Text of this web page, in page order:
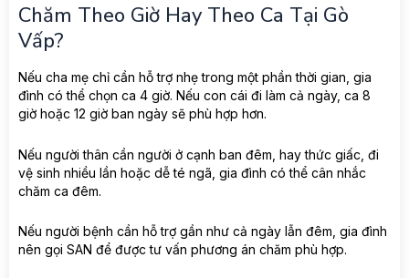
Chăm Theo Giờ Hay Theo Ca Tại Gò
Vấp?
Nếu cha mẹ chỉ cần hỗ trợ nhẹ trong một phần thời gian, gia
đình có thể chọn ca 4 giờ. Nếu con cái đi làm cả ngày, ca 8
giờ hoặc 12 giờ ban ngày sẽ phù hợp hơn.
Nếu người thân cần người ở cạnh ban đêm, hay thức giấc, đi
vệ sinh nhiều lần hoặc dễ té ngã, gia đình có thể cân nhắc
chăm ca đêm.
Nếu người bệnh cần hỗ trợ gần như cả ngày lẫn đêm, gia đình
nên gọi SAN để được tư vấn phương án chăm phù hợp.